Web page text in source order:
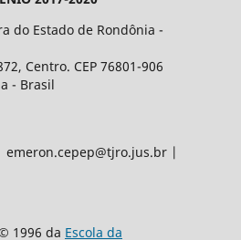
do Estado de Rondônia -
Centro. CEP 76801-906
- Brasil
emeron.cepep@tjro.jus.br |
1996 da Escola da